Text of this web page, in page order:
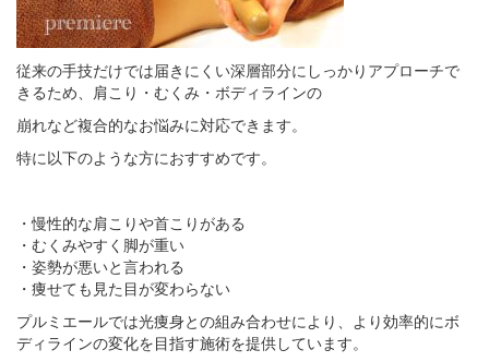
従来の手技だけでは届きにくい深層部分にしっかりアプローチで
きるため、肩こり・むくみ・ボディラインの
崩れなど複合的なお悩みに対応できます。
特に以下のような方におすすめです。
・慢性的な肩こりや首こりがある
・むくみやすく脚が重い
・姿勢が悪いと言われる
・痩せても見た目が変わらない
プルミエールでは光痩身との組み合わせにより、より効率的にボ
ディラインの変化を目指す施術を提供しています。